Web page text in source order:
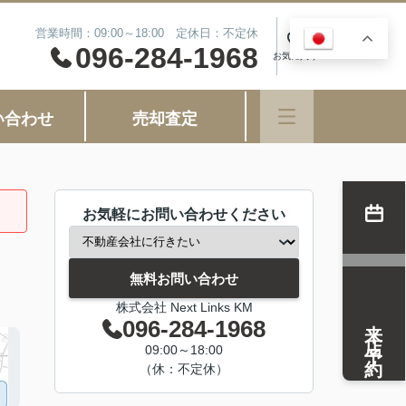
営業時間：09:00～18:00 定休日：不定休
096-284-1968 お気に入り
合わせ 売却査定
お気軽にお問い合わせください
無料お問い合わせ
株式会社 Next Links KM
096-284-1968
09:00～18:00
（休：不定休）
来店予約